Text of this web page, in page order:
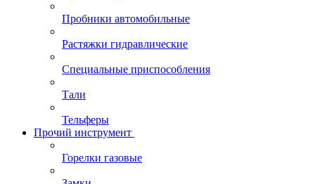
Пробники автомобильные
Растяжки гидравлические
Специальные приспособления
Тали
Тельферы
Прочий инструмент
Горелки газовые